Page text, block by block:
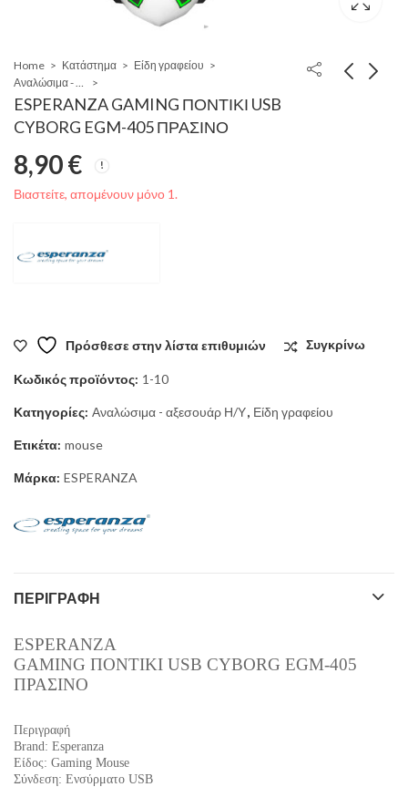
Home Κατάστημα
Είδη γραφείου
ESPERANZA GAMING ΠΟΝΤΙΚΙ USB
CYBORG EGM-405 ΠΡΑΣΙΝΟ
8,90€
Βιαστείτε, απομένουν μόνο 1.
Πρόσθεσε στην λίστα επιθυμιών Συγκρίνω
Κωδικός προϊόντος: 1-10
Κατηγορίες: Αναλώσιμα - αξεσουάρ Η/Υ, Είδη γραφείου
Ετικέτα: mouse
Μάρκα: ESPERANZA
ΠΕΡΙΓΡΑΦΉ
ESPERANZA
GAMING ΠΟΝΤΙΚΙ USB CYBORG EGM-405
ΠΡΑΣΙΝΟ
Περιγραφή
Brand: Esperanza
Είδος: Gaming Mouse
Σύνδεση: Ενσύρματο USB